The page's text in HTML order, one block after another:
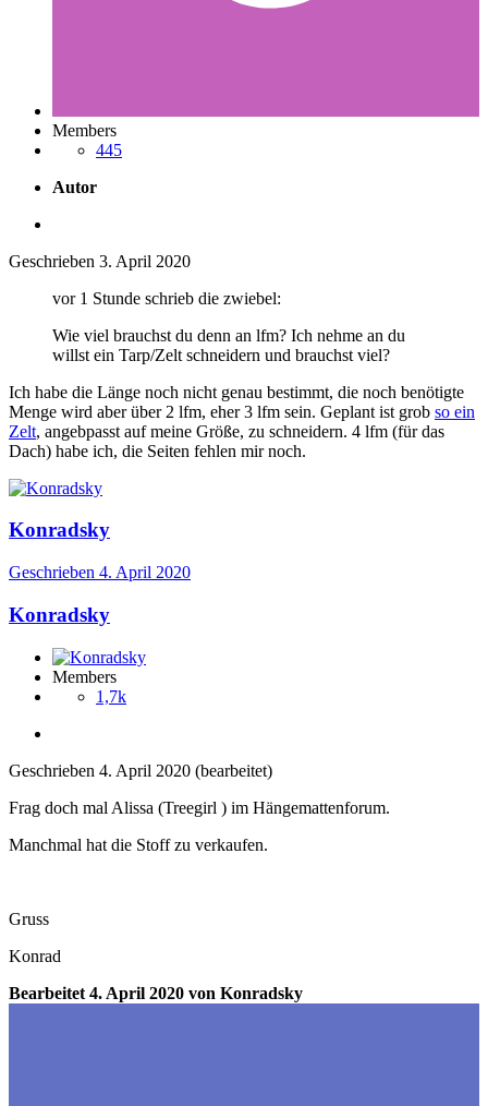
Members
445
Autor
Geschrieben 3. April 2020
vor 1 Stunde schrieb die zwiebel:
Wie viel brauchst du denn an lfm? Ich nehme an du
willst ein Tarp/Zelt schneidern und brauchst viel?
Ich habe die Länge noch nicht genau bestimmt, die noch benötigte
Menge wird aber über 2 lfm, eher 3 lfm sein. Geplant ist grob so ein
Zelt, angebpasst auf meine Größe, zu schneidern. 4 lfm (für das
Dach) habe ich, die Seiten fehlen mir noch.
Konradsky
Geschrieben 4. April 2020
Konradsky
Members
1,7k
Geschrieben 4. April 2020 (bearbeitet)
Frag doch mal Alissa (Treegirl ) im Hängemattenforum.
Manchmal hat die Stoff zu verkaufen.
Gruss
Konrad
Bearbeitet 4. April 2020 von Konradsky